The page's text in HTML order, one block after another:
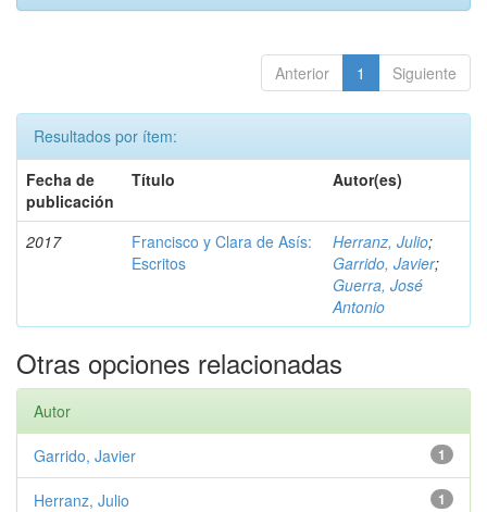
Anterior 1 Siguiente
Resultados por ítem:
Fecha de
publicación
Título Autor(es)
2017
Francisco y Clara de Asís:
Escritos
Herranz, Julio;
Garrido, Javier;
Guerra, José
Antonio
Otras opciones relacionadas
Autor
1
Garrido, Javier
1
Herranz, Julio